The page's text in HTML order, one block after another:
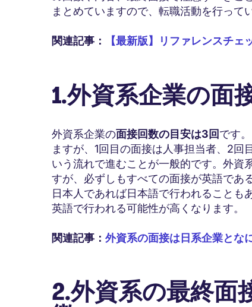
まとめていますので、転職活動を行って
関連記事： 【最新版】リファレンスチ
1.外資系企業の面
外資系企業の面接回数の目安は3回です
ますが、1回目の面接は人事担当者、2
いう流れで進むことが一般的です。外資
すが、必ずしもすべての面接が英語であ
日本人であれば日本語で行われることも
英語で行われる可能性が高くなります。
関連記事： 外資系の面接は日系企業とな
2.外資系の最終面